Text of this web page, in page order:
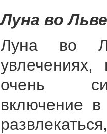
Луна во
Луна во
очень
включение